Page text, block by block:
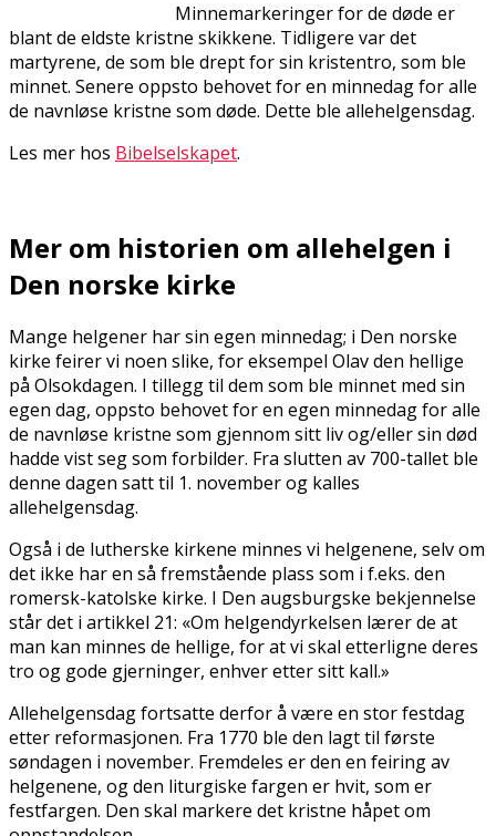
Minnemarkeringer for de døde er
blant de eldste kristne skikkene. Tidligere var det
martyrene, de som ble drept for sin kristentro, som ble
minnet. Senere oppsto behovet for en minnedag for alle
de navnløse kristne som døde. Dette ble allehelgensdag.
Les mer hos Bibelselskapet.
Mer om historien om allehelgen i
Den norske kirke
Mange helgener har sin egen minnedag; i Den norske
kirke feirer vi noen slike, for eksempel Olav den hellige
på Olsokdagen. I tillegg til dem som ble minnet med sin
egen dag, oppsto behovet for en egen minnedag for alle
de navnløse kristne som gjennom sitt liv og/eller sin død
hadde vist seg som forbilder. Fra slutten av 700-tallet ble
denne dagen satt til 1. november og kalles
allehelgensdag.
Også i de lutherske kirkene minnes vi helgenene, selv om
det ikke har en så fremstående plass som i f.eks. den
romersk-katolske kirke. I Den augsburgske bekjennelse
står det i artikkel 21: «Om helgendyrkelsen lærer de at
man kan minnes de hellige, for at vi skal etterligne deres
tro og gode gjerninger, enhver etter sitt kall.»
Allehelgensdag fortsatte derfor å være en stor festdag
etter reformasjonen. Fra 1770 ble den lagt til første
søndagen i november. Fremdeles er den en feiring av
helgenene, og den liturgiske fargen er hvit, som er
festfargen. Den skal markere det kristne håpet om